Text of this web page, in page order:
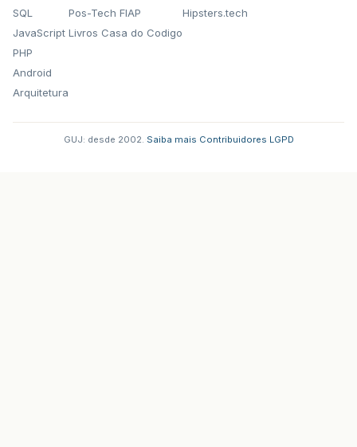
SQL
JavaScript
PHP
Android
Arquitetura
Pos-Tech FIAP
Livros Casa do Codigo
Hipsters.tech
GUJ: desde 2002. Saiba mais Contribuidores LGPD